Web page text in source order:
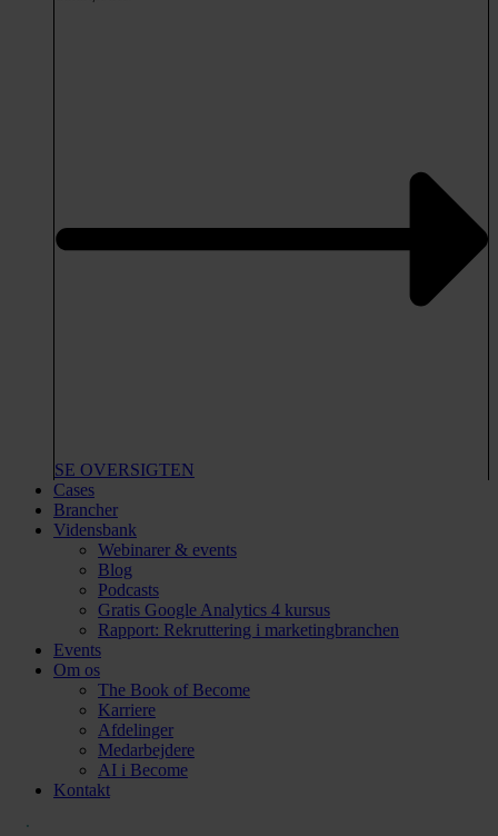
SE OVERSIGTEN
Cases
Brancher
Vidensbank
Webinarer & events
Blog
Podcasts
Gratis Google Analytics 4 kursus
Rapport: Rekruttering i marketingbranchen
Events
Om os
The Book of Become
Karriere
Afdelinger
Medarbejdere
AI i Become
Kontakt